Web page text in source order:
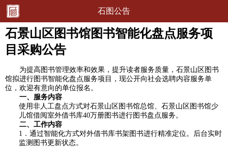
石图公告
石景山区图书馆图书智能化盘点服务项
目采购公告
为提高图书管理效率和效果，提升读者服务质量，石景山区图书
馆拟进行图书智能化盘点服务项目，现公开向社会选聘内容服务单
位，欢迎有意向的单位报名。
一、服务内容
使用非人工盘点方式对石景山区图书馆总馆、石景山区图书馆少
儿馆借阅室外借书库40万册图书进行图书盘点服务。
二、工作内容
1．通过智能化方式对外借书库书架图书进行精准定位。后台实时
监测图书更新状态。